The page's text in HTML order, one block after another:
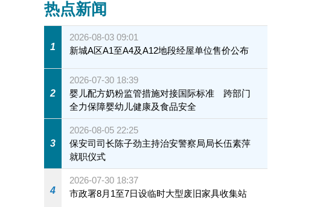
热点新闻
1
2026-08-03 09:01
新城A区A1至A4及A12地段经屋单位售价公布
2
2026-07-30 18:39
婴儿配方奶粉监管措施对接国际标准 跨部门
全力保障婴幼儿健康及食品安全
3
2026-08-05 22:25
保安司司长陈子劲主持治安警察局局长伍素萍
就职仪式
4
2026-07-30 18:37
市政署8月1至7日设临时大型废旧家具收集站